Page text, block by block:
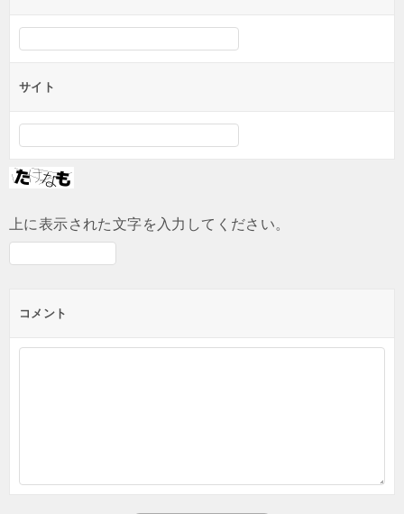
サイト
上に表示された文字を入力してください。
コメント